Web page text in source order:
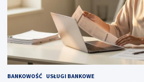
BANKOWOŚĆ USŁUGI BANKOWE